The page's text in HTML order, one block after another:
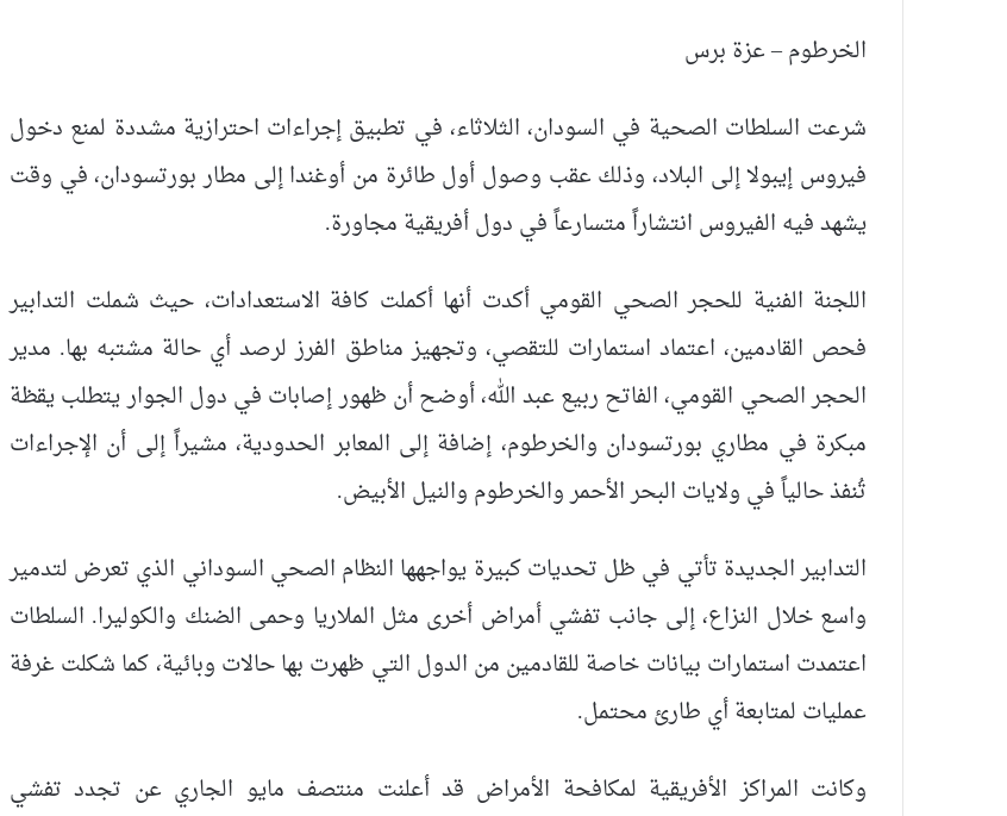
الخرطوم – عزة برس
شرعت السلطات الصحية في السودان، الثلاثاء، في تطبيق إجراءات احترازية مشددة لمنع دخول
فيروس إيبولا إلى البلاد، وذلك عقب وصول أول طائرة من أوغندا إلى مطار بورتسودان، في وقت
يشهد فيه الفيروس انتشاراً متسارعاً في دول أفريقية مجاورة.
اللجنة الفنية للحجر الصحي القومي أكدت أنها أكملت كافة الاستعدادات، حيث شملت التدابير
فحص القادمين، اعتماد استمارات للتقصي، وتجهيز مناطق الفرز لرصد أي حالة مشتبه بها. مدير
الحجر الصحي القومي، الفاتح ربيع عبد الله، أوضح أن ظهور إصابات في دول الجوار يتطلب يقظة
مبكرة في مطاري بورتسودان والخرطوم، إضافة إلى المعابر الحدودية، مشيراً إلى أن الإجراءات
تُنفذ حالياً في ولايات البحر الأحمر والخرطوم والنيل الأبيض.
التدابير الجديدة تأتي في ظل تحديات كبيرة يواجهها النظام الصحي السوداني الذي تعرض لتدمير
واسع خلال النزاع، إلى جانب تفشي أمراض أخرى مثل الملاريا وحمى الضنك والكوليرا. السلطات
اعتمدت استمارات بيانات خاصة للقادمين من الدول التي ظهرت بها حالات وبائية، كما شكلت غرفة
عمليات لمتابعة أي طارئ محتمل.
وكانت المراكز الأفريقية لمكافحة الأمراض قد أعلنت منتصف مايو الجاري عن تجدد تفشي